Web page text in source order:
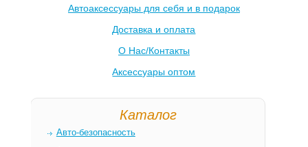
Автоаксессуары для себя и в подарок
Доставка и оплата
О Нас/Контакты
Аксессуары оптом
Каталог
Авто-безопасность